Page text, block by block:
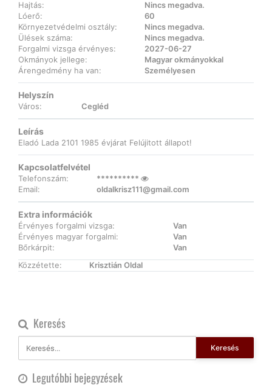
Hajtás:
Nincs megadva.
Lóerő:
60
Környezetvédelmi osztály:
Nincs megadva.
Ülések száma:
Nincs megadva.
Forgalmi vizsga érvényes:
2027-06-27
Okmányok jellege:
Magyar okmányokkal
Árengedmény ha van:
Személyesen
Helyszín
Város: Cegléd
Leírás
Eladó Lada 2101 1985 évjárat Felújitott állapot!
Kapcsolatfelvétel
Telefonszám:
**********
Email:
oldalkrisz111@gmail.com
Extra információk
Érvényes forgalmi vizsga:
Van
Érvényes magyar forgalmi:
Van
Bőrkárpit:
Van
Közzétette:
Krisztián Oldal
Keresés
Keresés
Legutóbbi bejegyzések